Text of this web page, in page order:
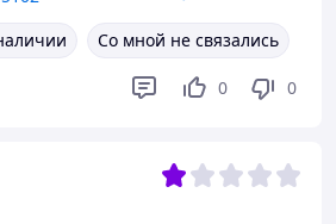
Со мной не связались
0 0